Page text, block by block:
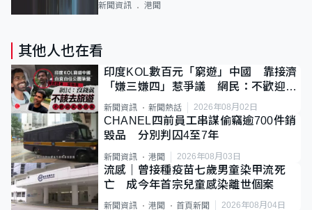
新聞資訊 港聞
其他人也在看
印度KOL數百元「窮遊」中國 靠接濟
「嫌三嫌四」惹爭議 網民：不歡迎劣
質旅客
新聞資訊 新聞熱話 2026年08月02日
CHANEL四前員工串謀偷竊逾700件銷
毀品 分別判囚4至7年
新聞資訊 港聞 2026年08月03日
流感｜曾接種疫苗七歲男童染甲流死
亡 成今年首宗兒童感染離世個案
新聞資訊 港聞 首頁新聞 2026年08月04日